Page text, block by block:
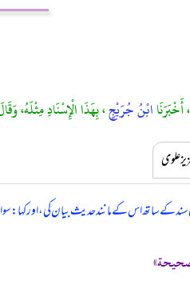
، أَخْبَرَنَاابْنُ جُرَيْجٍ، بِهَذَا الْإِسْنَادِ مِثْلَهُ،
علوی
سند کے ساتھ اس کے مانند حدیث بیان کی، اور